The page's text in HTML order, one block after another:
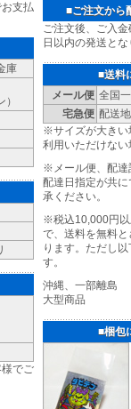
支払
庫
でご
■ご注文から
ご注文後、ご入
日以内の発送とな
■送料
メール便 全国
宅急便 配送
※サイズが大きい
利用いただけない
※メール便、配達
配達日指定が共
承ください。
※税込10,000円以
で、送料を無料
ります。ただし
す。
沖縄、一部離島
大型商品
■梱包